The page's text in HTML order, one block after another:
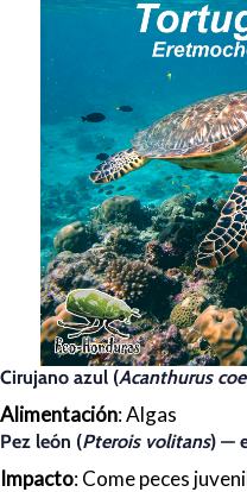
Cirujano azul (Acanthurus
Alimentación: Algas
Pez león (Pterois volitans) —
Impacto: Come peces